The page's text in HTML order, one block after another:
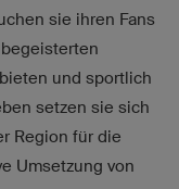
sie ihren Fans
und sportlich
setzen sie sich
Region für die
Umsetzung von